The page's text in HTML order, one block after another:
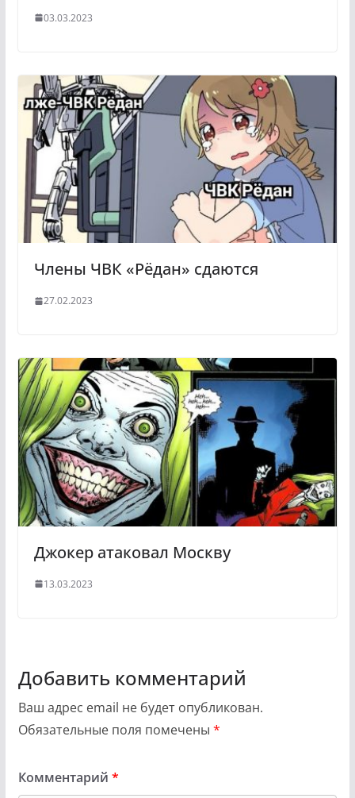
03.03.2023
Члены ЧВК «Рёдан» сдаются
27.02.2023
Джокер атаковал Москву
13.03.2023
Добавить комментарий
Ваш адрес email не будет опубликован.
Обязательные поля помечены *
Комментарий *